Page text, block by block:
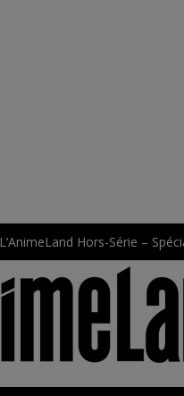
L’AnimeLand Hors-Série –